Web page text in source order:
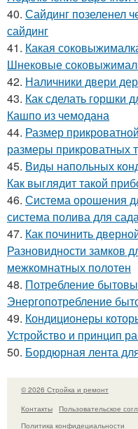
40. Сайдинг позеленел
сайдинг
41. Какая
Шнековые
42. Наличники двери
43. Как сделать горшки
Кашпо из чемодана
44. Размер
размеры прикроватных
45. Виды напольных
Как выглядит такой
46. Система орошения
система полива для
47. Как починить
Разновидности замков
межкомнатных полотен
48. Потребление
Энергопотребление
49. Кондиционеры
Устройство и принцип
50. Бордюрная лента
© 2026 Стройка и ремонт
Контакты
Пользовательское
Политика конфидециальности